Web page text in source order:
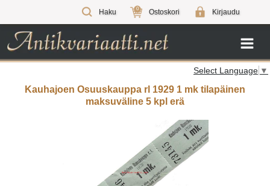
Haku 0 Ostoskori Kirjaudu
Select Language ▼
Kauhajoen Osuuskauppa rl 1929 1 mk tilapäinen
maksuväline 5 kpl erä